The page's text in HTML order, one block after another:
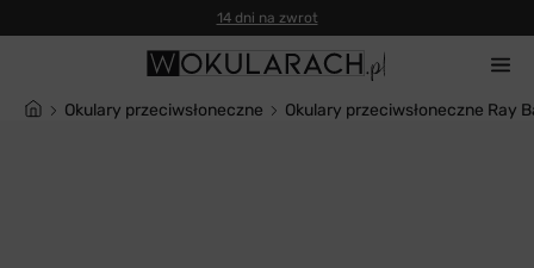
14 dni na zwrot
Okulary przeciwsłoneczne Okulary przeciwsłoneczne Ray